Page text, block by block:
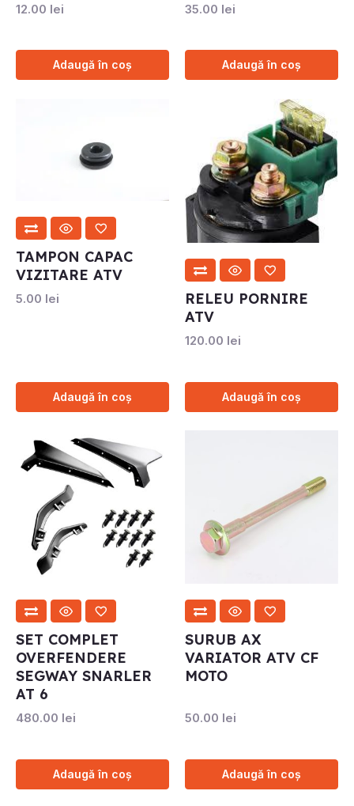
12.00 lei
Adaugă în coș
35.00 lei
Adaugă în coș
TAMPON CAPAC
VIZITARE ATV
5.00 lei
Adaugă în coș
RELEU PORNIRE
ATV
120.00 lei
Adaugă în coș
SET COMPLET
OVERFENDERE
SEGWAY SNARLER
AT 6
480.00 lei
Adaugă în coș
SURUB AX
VARIATOR ATV CF
MOTO
50.00 lei
Adaugă în coș